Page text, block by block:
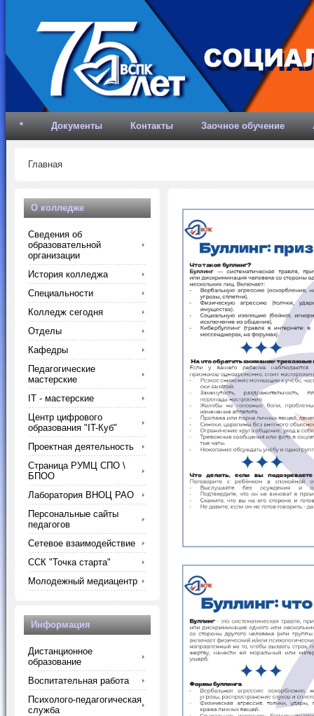
* Документы Контакты Заочное обучение
Главная
О колледже
Сведения об
образовательной
организации
История колледжа
Специальности
Колледж сегодня
Отделы
Кафедры
Педагогические
мастерские
IT - мастерские
Центр цифрового
образования "IT-Куб"
Проектная деятельность
Страница РУМЦ СПО \
БПОО
Лаборатория ВНОЦ РАО
Персональные сайты
педагогов
Сетевое взаимодействие
ССК "Точка старта"
Молодежный медиацентр
Информация
Дистанционное
образование
Воспитательная работа
Психолого-педагогическая
служба